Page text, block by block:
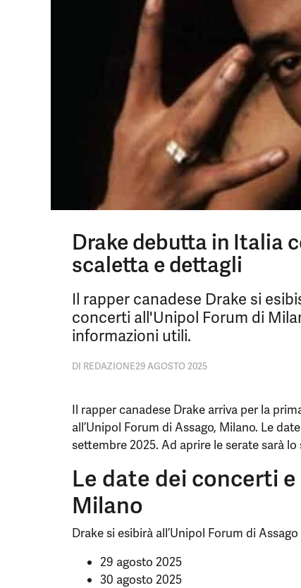
Drake debutta in Italia
scaletta e dettagli
Il rapper canadese Drake si
concerti all'Unipol Forum di
informazioni utili.
DI REDAZIONE29 AGOSTO 2025
Il rapper canadese Drake arriva per la
all’Unipol Forum di Assago, Milano. Le
settembre 2025. Ad aprire le serate sarà
Le date dei concerti e
Milano
Drake si esibirà all’Unipol Forum di
29 agosto 2025
30 agosto 2025